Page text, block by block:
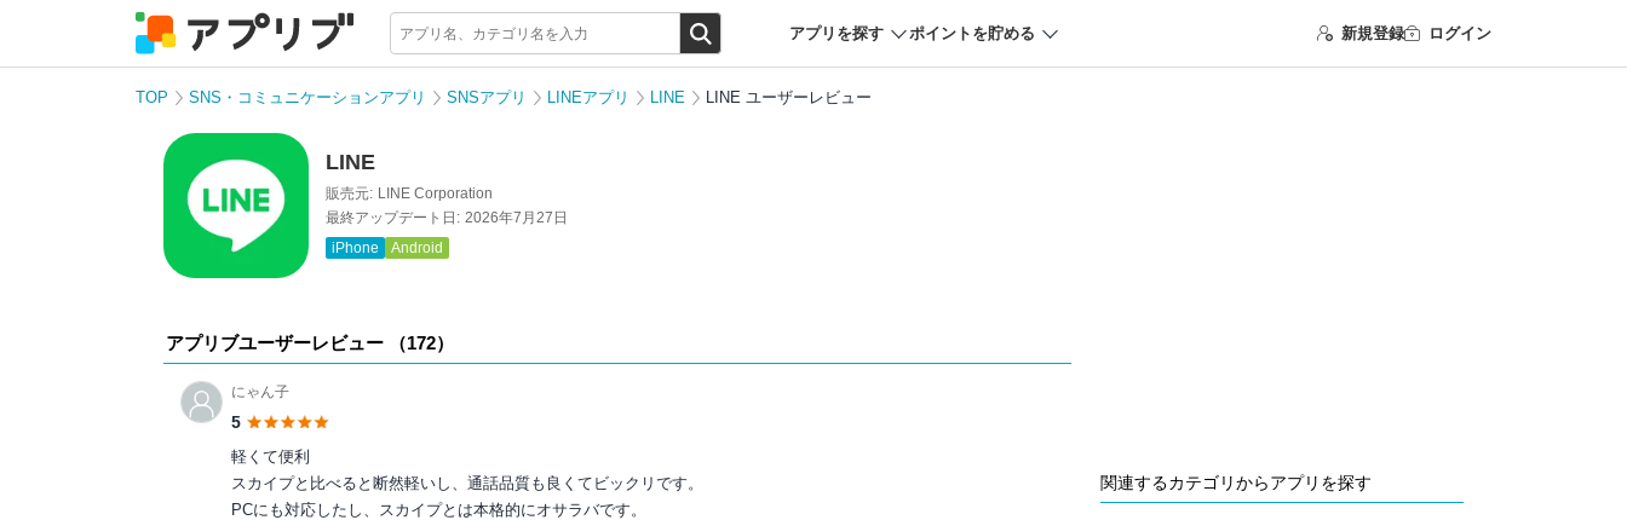
アプリを探す ポイントを貯める 新規登録 ログイン
TOP SNS・コミュニケーションアプリ SNSアプリ LINEアプリ LINE LINE ユーザーレビュー
LINE
販売元: LINE Corporation
最終アップデート日: 2026年7月27日
iPhone
Android
アプリブユーザーレビュー （172）
にゃん子
5
軽くて便利
スカイプと比べると断然軽いし、通話品質も良くてビックリです。
PCにも対応したし、スカイプとは本格的にオサラバです。
関連するカテゴリからアプリを探す